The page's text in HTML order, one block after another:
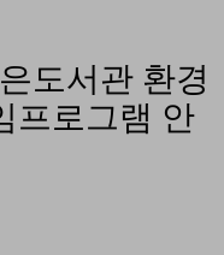
도서관 환경
프로그램 안